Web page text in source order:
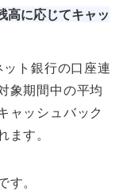
高に応じてキャッ
ト銀行の口座連
象期間中の平均
ャッシュバック
す。
。